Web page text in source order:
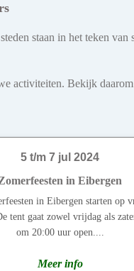
staan in het teken
activiteiten. Bekijk
5 t/m 7 jul 2024
in Eibergen
in Eibergen starten op
tent gaat zowel vrijdag als
om 20:00 uur open....
Meer info